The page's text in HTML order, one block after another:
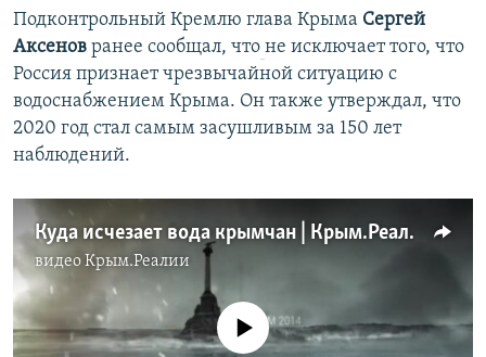
Подконтрольный Кремлю глава Крыма Сергей
Аксенов ранее сообщал, что не исключает того, что
Россия признает чрезвычайной ситуацию с
водоснабжением Крыма. Он также утверждал, что
2020 год стал самым засушливым за 150 лет
наблюдений.
Куда исчезает вода крымчан | Крым.Реалии ТВ (видео)
видеоКрым.Реалии
No media source currently available